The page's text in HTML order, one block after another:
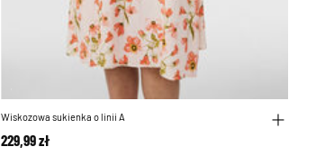
Wiskozowa sukienka o linii A
229,99 zł